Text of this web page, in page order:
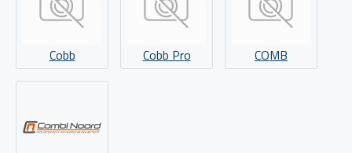
Cobb Cobb Pro COMB